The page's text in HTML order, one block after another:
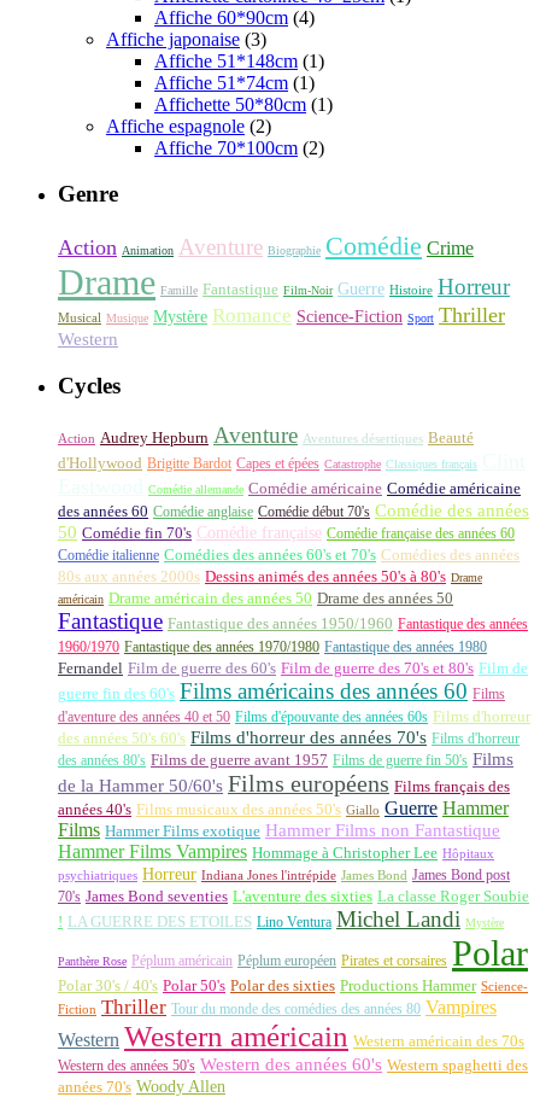
Affiche 60*90cm (4)
Affiche japonaise (3)
Affiche 51*148cm (1)
Affiche 51*74cm (1)
Affichette 50*80cm (1)
Affiche espagnole (2)
Affiche 70*100cm (2)
Genre
Action Animation Aventure Biographie Comédie Crime
Drame Famille Fantastique Film-Noir Guerre Histoire Horreur
Musical Musique Mystère Romance Science-Fiction Sport Thriller
Western
Cycles
Action Audrey Hepburn Aventure Aventures désertiques Beauté
d'Hollywood Brigitte Bardot Capes et épées Catastrophe Classiques français
Comédie allemande Comédie américaine Comédie américaine
des années 60 Comédie anglaise Comédie début 70's Comédie des années
50 Comédie fin 70's Comédie française Comédie française des années 60
Comédie italienne Comédies des années 60's et 70's Comédies des années
80s aux années 2000s Dessins animés des années 50's à 80's Drame
américain Drame américain des années 50 Drame des années 50
Fantastique Fantastique des années 1950/1960 Fantastique des années
1960/1970 Fantastique des années 1970/1980 Fantastique des années 1980
Fernandel Film de guerre des 60's Film de guerre des 70's et 80's Film de
guerre fin des 60's Films américains des années 60 Films
d'aventure des années 40 et 50 Films d'épouvante des années 60s Films d'horreur
des années 50's 60's Films d'horreur des années 70's Films d'horreur
des années 80's Films de guerre avant 1957 Films de guerre fin 50's Films
de la Hammer 50/60's Films européens Films français des
années 40's Films musicaux des années 50's Giallo Guerre Hammer
Films Hammer Films exotique Hammer Films non Fantastique
Hammer Films Vampires Hommage à Christopher Lee Hôpitaux
psychiatriques Horreur Indiana Jones l'intrépide James Bond James Bond post
70's James Bond seventies L'aventure des sixties La classe Roger Soubie
! LA GUERRE DES ETOILES Lino Ventura Michel Landi Mystère
Panthère Rose Péplum américain Péplum européen Pirates et corsaires Polar
Polar 30's / 40's Polar 50's Polar des sixties Productions Hammer Science-
Fiction Thriller Tour du monde des comédies des années 80 Vampires
Western Western américain Western américain des 70s
Western des années 50's Western des années 60's Western spaghetti des
années 70's Woody Allen